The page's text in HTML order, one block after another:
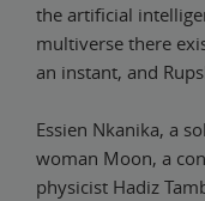
the artificial
multiverse there
an instant, and
Essien Nkanika, a
woman Moon, a
physicist Hadiz